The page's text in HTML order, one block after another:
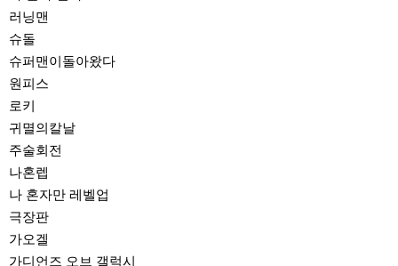
러닝맨
슈돌
슈퍼맨이돌아왔다
원피스
로키
귀멸의칼날
주술회전
나혼렙
나 혼자만 레벨업
극장판
가오겔
가디언즈 오브 갤럭시